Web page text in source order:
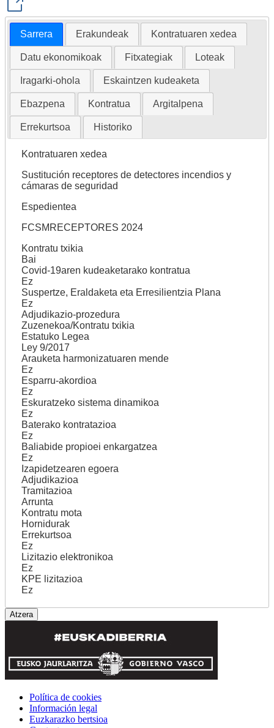
Sarrera Erakundeak Kontratuaren xedea
Datu ekonomikoak Fitxategiak Loteak
Iragarki-ohola Eskaintzen kudeaketa
Ebazpena Kontratua Argitalpena
Errekurtsoa Historiko
Kontratuaren xedea
Sustitución receptores de detectores incendios y
cámaras de seguridad
Espedientea
FCSMRECEPTORES 2024
Kontratu txikia
Bai
Covid-19aren kudeaketarako kontratua
Ez
Suspertze, Eraldaketa eta Erresilientzia Plana
Ez
Adjudikazio-prozedura
Zuzenekoa/Kontratu txikia
Estatuko Legea
Ley 9/2017
Arauketa harmonizatuaren mende
Ez
Esparru-akordioa
Ez
Eskuratzeko sistema dinamikoa
Ez
Baterako kontratazioa
Ez
Baliabide propioei enkargatzea
Ez
Izapidetzearen egoera
Adjudikazioa
Tramitazioa
Arrunta
Kontratu mota
Hornidurak
Errekurtsoa
Ez
Lizitazio elektronikoa
Ez
KPE lizitazioa
Ez
Política de cookies
Información legal
Euzkarazko bertsioa